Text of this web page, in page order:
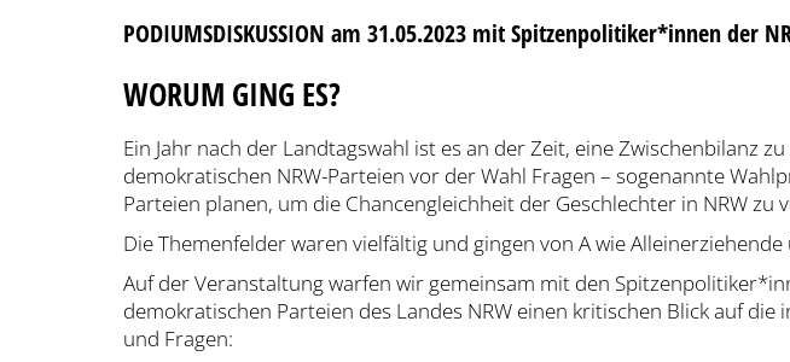
PODIUMSDISKUSSION am 31.05.2023 mit Spitzenpolitiker*innen der
WORUM GING ES?
Ein Jahr nach der Landtagswahl ist es an der Zeit, eine Zwischenbilanz
demokratischen NRW-Parteien vor der Wahl Fragen – sogenannte
Parteien planen, um die Chancengleichheit der Geschlechter in NRW zu
Die Themenfelder waren vielfältig und gingen von A wie
Auf der Veranstaltung warfen wir gemeinsam mit den
demokratischen Parteien des Landes NRW einen kritischen Blick auf
und Fragen: